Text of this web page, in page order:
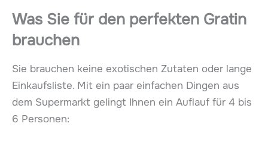
Was Sie für den perfekten Gratin
brauchen
Sie brauchen keine exotischen Zutaten oder lange
Einkaufsliste. Mit ein paar einfachen Dingen aus
dem Supermarkt gelingt Ihnen ein Auflauf für 4 bis
6 Personen: